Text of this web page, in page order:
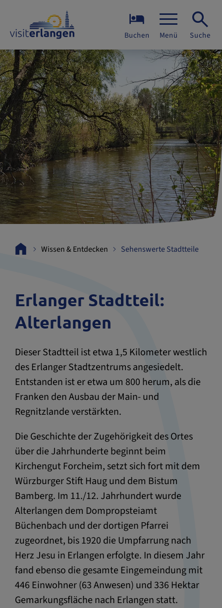
Buchen Menü Suche
Sehenswerte Stadtteile
Wissen & Entdecken
Erlanger Stadtteil:
Alterlangen
Dieser Stadtteil ist etwa 1,5 Kilometer westlich
des Erlanger Stadtzentrums angesiedelt.
Entstanden ist er etwa um 800 herum, als die
Franken den Ausbau der Main- und
Regnitzlande verstärkten.
Die Geschichte der Zugehörigkeit des Ortes
über die Jahrhunderte beginnt beim
Kirchengut Forcheim, setzt sich fort mit dem
Würzburger Stift Haug und dem Bistum
Bamberg. Im 11./12. Jahrhundert wurde
Alterlangen dem Dompropsteiamt
Büchenbach und der dortigen Pfarrei
zugeordnet, bis 1920 die Umpfarrung nach
Herz Jesu in Erlangen erfolgte. In diesem Jahr
fand ebenso die gesamte Eingemeindung mit
446 Einwohner (63 Anwesen) und 336 Hektar
Gemarkungsfläche nach Erlangen statt.